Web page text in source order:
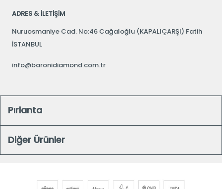
ADRES & İLETİŞİM
Nuruosmaniye Cad. No:46 Cağaloğlu (KAPALIÇARŞI) Fatih
İSTANBUL
info@baronidiamond.com.tr
Pırlanta
Diğer Ürünler